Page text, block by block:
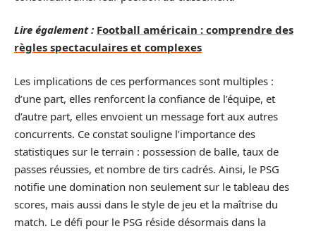
Lire également : Football américain : comprendre des
règles spectaculaires et complexes
Les implications de ces performances sont multiples :
d’une part, elles renforcent la confiance de l’équipe, et
d’autre part, elles envoient un message fort aux autres
concurrents. Ce constat souligne l’importance des
statistiques sur le terrain : possession de balle, taux de
passes réussies, et nombre de tirs cadrés. Ainsi, le PSG
notifie une domination non seulement sur le tableau des
scores, mais aussi dans le style de jeu et la maîtrise du
match. Le défi pour le PSG réside désormais dans la